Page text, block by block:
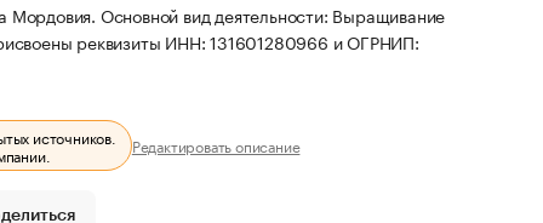
Основной вид деятельности: Выращивание
реквизиты ИНН: 131601280966 и ОГРНИП:
источников.
Редактировать описание